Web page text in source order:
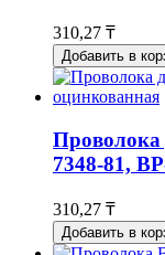
310,27 ₸
Добавить в
7348-81,
310,27 ₸
Добавить в